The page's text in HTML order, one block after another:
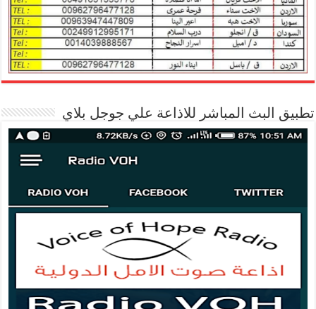
تطبيق البث المباشر للاذاعة علي جوجل بلاي